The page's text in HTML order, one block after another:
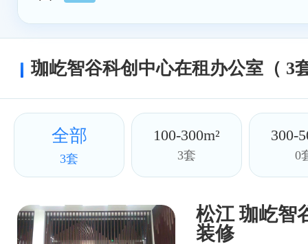
珈屹智谷科创中心在租办公室（ 3
全部
3套
100-300m²
3套
300-
0
松江 珈屹智
装修